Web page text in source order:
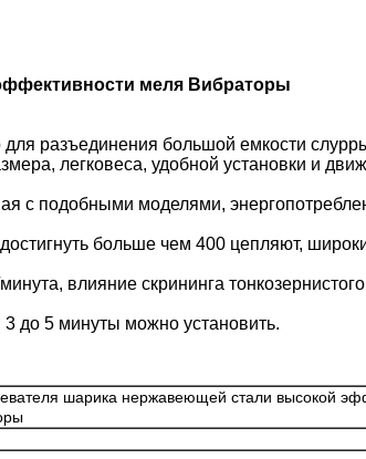
меля Вибраторы
разъединения большой емкости
легковеса, удобной установки и
с подобными моделями,
больше чем 400 цепляют,
влияние скрининга
3 до 5 минуты можно установить.
шарика нержавеющей стали высокой